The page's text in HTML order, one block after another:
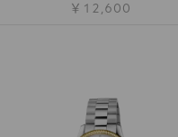
￥12,600